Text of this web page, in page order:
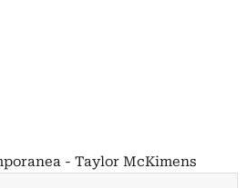
- Taylor McKimens